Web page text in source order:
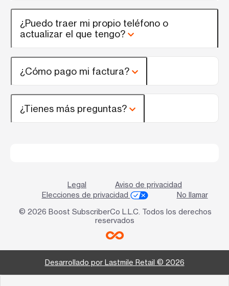
¿Puedo traer mi propio teléfono o
actualizar el que tengo?
¿Cómo pago mi factura?
¿Tienes más preguntas?
Legal
Aviso de privacidad
Elecciones de privacidad
No llamar
© 2026 Boost SubscriberCo L.L.C. Todos los derechos
reservados
Desarrollado por Lastmile Retail © 2026